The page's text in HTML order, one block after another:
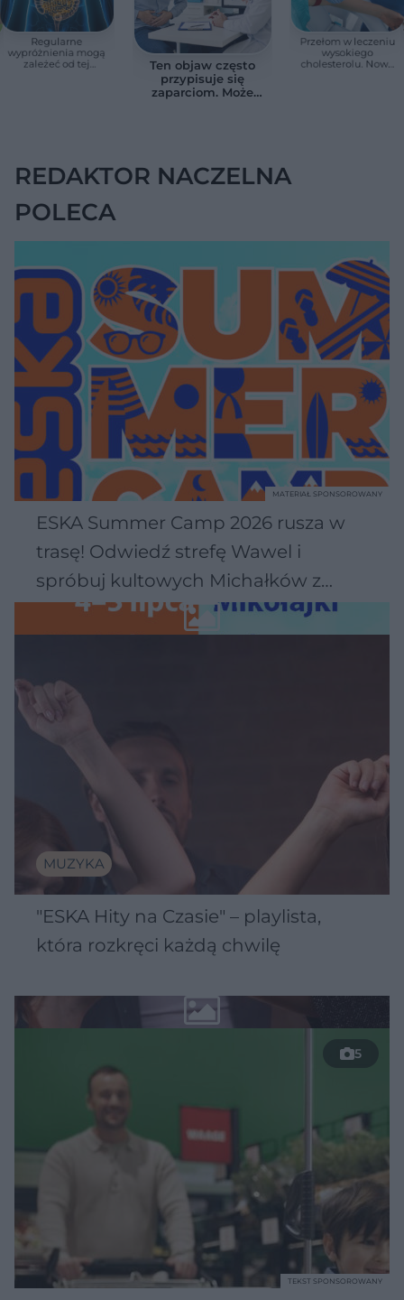
Regularne
wypróżnienia mogą
zależeć od tej
Ten objaw często
przypisuje się
zaparciom. Może
Przełom w leczeniu
wysokiego
cholesterolu. Nowa
REDAKTOR NACZELNA
POLECA
ESKA Summer Camp 2026 rusza w
trasę! Odwiedź strefę Wawel i
spróbuj kultowych Michałków z
Wawelu
MATERIAŁ SPONSOROWANY
MUZYKA
"ESKA Hity na Czasie" – playlista,
która rozkręci każdą chwilę
5
TEKST SPONSOROWANY